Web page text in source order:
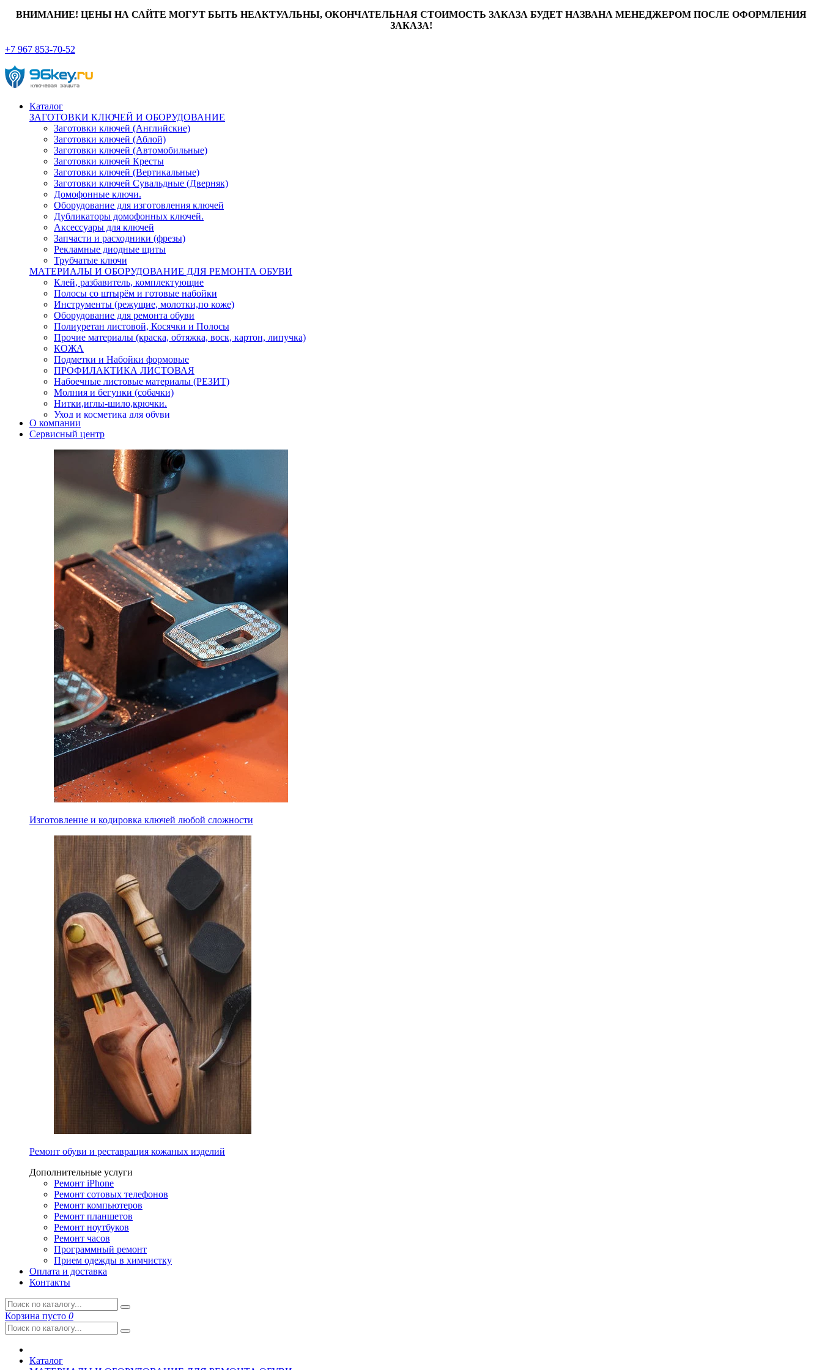
ВНИМАНИЕ! ЦЕНЫ НА САЙТЕ МОГУТ БЫТЬ НЕАКТУАЛЬНЫ, ОКОНЧАТЕЛЬНАЯ СТОИМОСТЬ ЗАКАЗА БУДЕТ НАЗВАНА МЕНЕДЖЕРОМ ПОСЛЕ ОФОРМЛЕНИЯ
ЗАКАЗА!
+7 967 853-70-52
Каталог
ЗАГОТОВКИ КЛЮЧЕЙ И ОБОРУДОВАНИЕ
Заготовки ключей (Английские)
Заготовки ключей (Аблой)
Заготовки ключей (Автомобильные)
Заготовки ключей Кресты
Заготовки ключей (Вертикальные)
Заготовки ключей Сувальдные (Дверняк)
Домофонные ключи.
Оборудование для изготовления ключей
Дубликаторы домофонных ключей.
Аксессуары для ключей
Запчасти и расходники (фрезы)
Рекламные диодные щиты
Трубчатые ключи
МАТЕРИАЛЫ И ОБОРУДОВАНИЕ ДЛЯ РЕМОНТА ОБУВИ
Клей, разбавитель, комплектующие
Полосы со штырём и готовые набойки
Инструменты (режущие, молотки,по коже)
Оборудование для ремонта обуви
Полиуретан листовой, Косячки и Полосы
Прочие материалы (краска, обтяжка, воск, картон, липучка)
КОЖА
Подметки и Набойки формовые
ПРОФИЛАКТИКА ЛИСТОВАЯ
Набоечные листовые материалы (РЕЗИТ)
Молния и бегунки (собачки)
Нитки,иглы-шило,крючки.
Уход и косметика для обуви
Кнопки (магнитые,кобурные)
Пряжки для ремня
О компании
Сервисный центр
Изготовление и кодировка ключей любой сложности
Ремонт обуви и реставрация кожаных изделий
Дополнительные услуги
Ремонт iPhone
Ремонт сотовых телефонов
Ремонт компьютеров
Ремонт планшетов
Ремонт ноутбуков
Ремонт часов
Программный ремонт
Прием одежды в химчистку
Оплата и доставка
Контакты
Корзина пусто 0
Каталог